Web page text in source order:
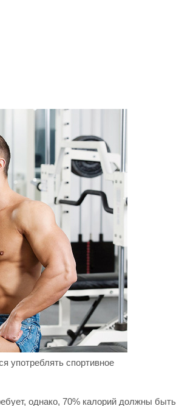
употреблять спортивное
однако, 70% калорий должны быть